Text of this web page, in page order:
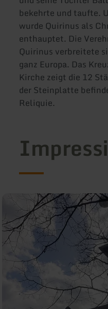
bekehrte und taufte.
wurde Quirinus als
enthauptet. Die
Quirinus verbreitete
ganz Europa. Das
Kirche zeigt die 12
der Steinplatte
Reliquie.